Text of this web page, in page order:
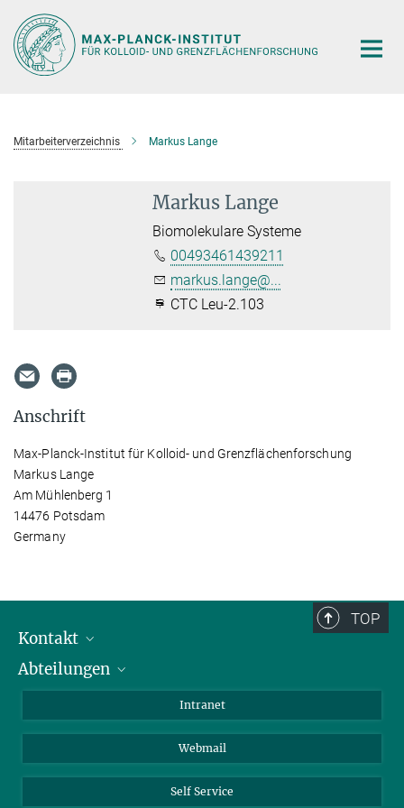
Hauptinhalt
Mitarbeiterverzeichnis Markus Lange
Markus Lange
Biomolekulare Systeme
00493461439211
markus.lange@...
CTC Leu-2.103
Anschrift
Max-Planck-Institut für Kolloid- und Grenzflächenforschung
Markus Lange
Am Mühlenberg 1
14476 Potsdam
Germany
TOP
Kontakt
Mitarbeiterverzeichnis
Abteilungen
Kolloidchemie
Nachhaltige und Bio-inspirierte Materialien
Intranet
Webmail
Self Service